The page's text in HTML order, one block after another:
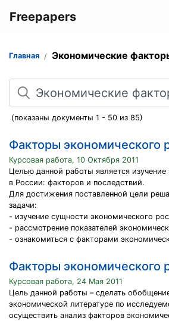
Freepapers
Главная Экономические
Поиск
(показаны документы 1 - 50 из 85)
Факторы экономического
Курсовая работа, 10 Октября 2011
Целью данной работы является
в России: факторов и последствий.
Для достижения поставленной цели
задачи:
- изучение сущности экономического
- рассмотрение показателей
- ознакомиться с факторами
Факторы экономического
Курсовая работа, 24 Мая 2011
Цель данной работы – сделать
экономической литературе по
осуществить анализ факторов